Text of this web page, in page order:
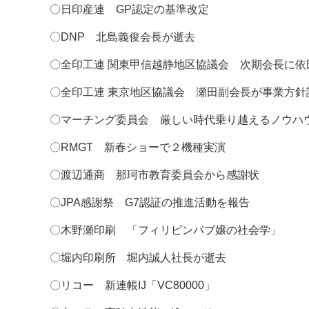
〇日印産連 GP認定の基準改定
〇DNP 北島義俊会長が逝去
〇全印工連 関東甲信越静地区協議会 次期会長に依
〇全印工連 東京地区協議会 瀬田副会長が事業方針
〇マーチング委員会 厳しい時代乗り越えるノウハ
〇RMGT 新春ショーで２機種実演
〇渡辺通商 那珂市教育委員会から感謝状
〇JPA感謝祭 G7認証の推進活動を報告
〇木野瀬印刷 「フィリピンパブ嬢の社会学」
〇堀内印刷所 堀内誠人社長が逝去
〇リコー 新連帳IJ「VC80000」